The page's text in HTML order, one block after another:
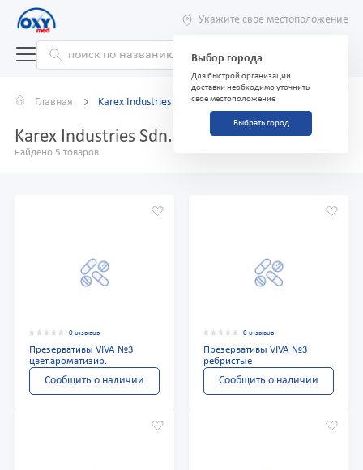
Укажите свое местоположение
Выбор города
Для быстрой организации
доставки необходимо уточнить
свое местоположение
Выбрать город
Главная Karex Industries Sdn. Bhd.
Karex Industries Sdn. Bhd.
найдено 5 товаров
0 отзывов
Презервативы VIVA №3
цвет.ароматизир.
Сообщить о наличии
0 отзывов
Презервативы VIVA №3
ребристые
Сообщить о наличии